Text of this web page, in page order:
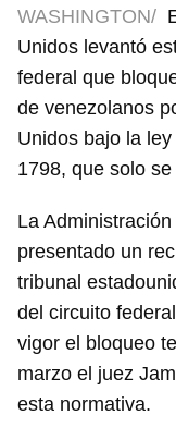
WASHINGTON/
Unidos levantó
federal que
de venezolanos
Unidos bajo la
1798, que solo
La
presentado un
tribunal
del circuito
vigor el bloqueo
marzo el juez
esta normativa.